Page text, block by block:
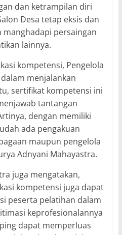
dan ketrampilan diri
Desa tetap eksis dan
persaingan
lainnya.
kompetensi, Pengelola
menjalankan
sertifikat kompetensi ini
tantangan
dengan memiliki
ada pengakuan
maupun pengelola
Adnyani Mahayastra.
juga mengatakan,
kompetensi juga dapat
peserta pelatihan dalam
keprofesionalannya
dapat memperluas